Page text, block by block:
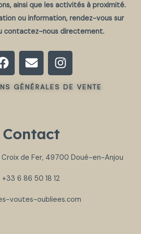
ainsi que les activités à proximité.
ou information, rendez-vous sur
contactez-nous directement.
F
a
c
e
o
k
E
n
v
e
p
e
I
n
s
t
r
m
GÉNÉRALES DE VENTE
Contact
Croix de Fer, 49700 Doué-en-Anjou
6 86 50 18 12
voutes-oubliees.com